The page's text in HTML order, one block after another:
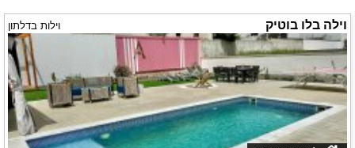
וילה בלו בוטיק וילות בדלתון